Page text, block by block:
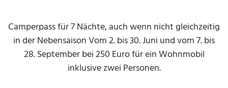
Camperpass für 7 Nächte, auch wenn nicht gleichzeitig
in der Nebensaison Vom 2. bis 30. Juni und vom 7. bis
28. September bei 250 Euro für ein Wohnmobil
inklusive zwei Personen.